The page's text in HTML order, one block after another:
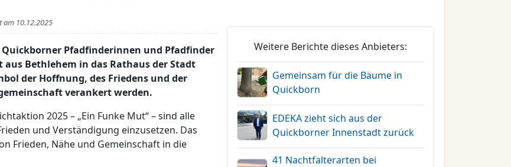
am 10.12.2025
Pfadfinderinnen und Pfadfinder
aus Bethlehem in das Rathaus der Stadt
der Hoffnung, des Friedens und der
verankert werden.
2025 – „Ein Funke Mut“ – sind alle
und Verständigung einzusetzen. Das
Frieden, Nähe und Gemeinschaft in die
Weitere Berichte dieses Anbieters:
Gemeinsam für die Bäume in
Quickborn
EDEKA zieht sich aus der
Quickborner Innenstadt zurück
41 Nachtfalterarten bei